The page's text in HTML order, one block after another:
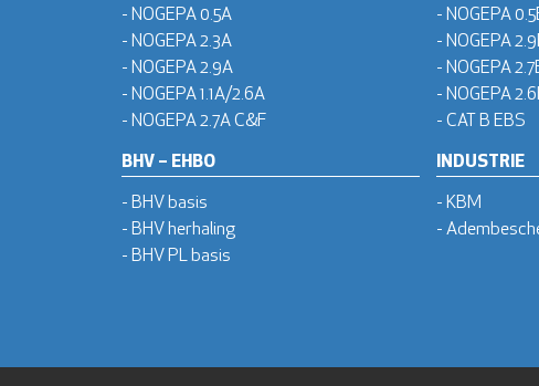
- NOGEPA 0.5A
- NOGEPA 2.3A
- NOGEPA 2.9A
- NOGEPA 1.1A/2.6A
- NOGEPA 2.7A C&F
- NOGEPA
- NOGEPA
- NOGEPA
- NOGEPA
- CAT B EBS
BHV – EHBO
- BHV basis
- BHV herhaling
- BHV PL basis
INDUSTRIE
- KBM
-